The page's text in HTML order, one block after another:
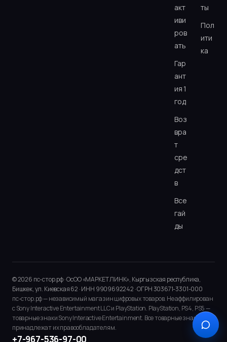
акт
иви
ров
ать
Гар
ант
ия 1
год
Воз
вра
т
сре
дст
в
Все
гай
ды
ты
Пол
ити
ка
© 2026 пс-стор.рф · ОсОО «МАРКЕТ ЛИНК», Кыргызская республика,
Бишкек, ул. Киевская 62 · ИНН 9909692242 · ОГРН 303671-3301-000
пс-стор.рф — независимый магазин цифровых товаров. Не аффилирован
с Sony Interactive Entertainment LLC и PlayStation. PlayStation, PS4, PS5 —
товарные знаки Sony Interactive Entertainment. Все товарные знаки
принадлежат их правообладателям.
+7-967-536-97-00